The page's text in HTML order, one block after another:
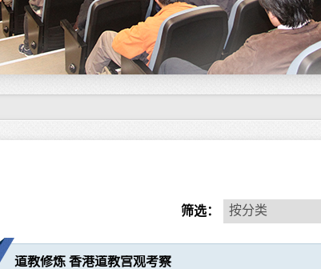
筛选：
按
类
按分类
道教修炼 香港道教宫观考察